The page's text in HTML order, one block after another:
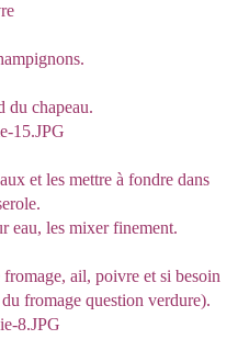
du chapeau.
et les mettre à fondre dans
eau, les mixer finement.
ail, poivre et si besoin
fromage question verdure).